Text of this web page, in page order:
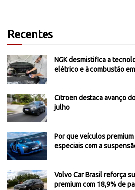
Recentes
NGK desmistifica a
elétrico e à combustão
Citroën destaca avanço
julho
Por que veículos
especiais com a
Volvo Car Brasil reforça
premium com 18,9% de